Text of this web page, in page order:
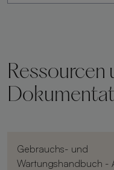
Ressourcen
Gebrauchs- und
Wartungshandbuch -